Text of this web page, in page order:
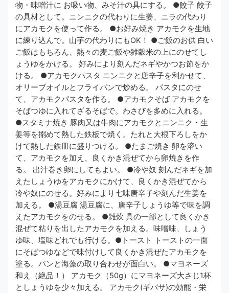
物・味噌汁に お吸い物、みそ汁の具にする。 ●餃子 餃子
の具材として。ニンニクの代わりに生姜、ニラの代わり
にアカモクを使って作る。 ●お好み焼き アカモクを生地
に練り込んで。山芋の代わりにもOK！ ●ご飯のお供 白い
ご飯はもちろん、熱々の麦ご飯や雑穀米の上にのせてし
ょうゆをかける。 好みにより刻んだネギやかつお節をか
ける。 ●アカモクパスタ ニンニクと唐辛子を利かせて、
オリーブオイルとフライパンで炒める。 パスタにのせ
て、アカモクパスタを作る。 ●アカモクそば アカモクを
そばつゆに入れてざるそばで。わさびを多めに入れる。
●スタミナ焼き 豚肉又は牛肉にアカモクとニンニク・生
姜等を搦めて熱した鉄板で焼く。たれと大根下ろしをか
けて熱した鉄皿に盛りつける。 ●たまご焼き 卵を溶い
て、アカモクを加え、良くかき混ぜてから卵焼きを作
る。 出汁巻き卵にしてもよい。 ●冷や奴 刻んだネギを加
えたしょうゆをアカモクにかけて、良くかき混ぜてから
冷や奴にのせる。好みにより七味唐辛子や刻んだ生姜を
加える。 ●湯豆腐 湯豆腐に、唐辛子しょうゆ等で味を調
えたアカモクをのせる。 ●雑炊 具の一部として良くかき
混ぜて粘りを出したアカモクを加える。味噌味、しょう
ゆ味、塩味どれでも行ける。●トースト トーストの一面
にそばつゆなどで味付けして良くかき混ぜたアカモクを
塗る。パンと海藻の取り合わせが面白い。 ●マヨネーズ
和え（絶品！） アカモク（50g）にマヨネーズ大さじ1杯
としょうゆを少々加える。 アカモク(ギバサ)の効能・栄